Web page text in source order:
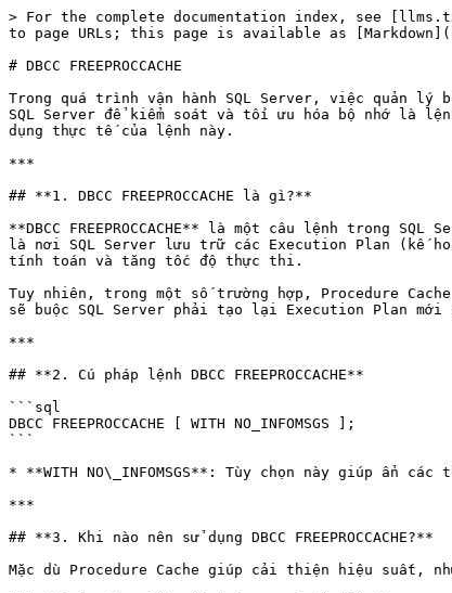
> For the complete documentation index, see
to page URLs; this page is available as
# DBCC FREEPROCCACHE
Trong quá trình vận hành SQL Server, việc quản lý
SQL Server để kiểm soát và tối ưu hóa bộ nhớ là
dụng thực tế của lệnh này.
***
## **1. DBCC FREEPROCCACHE là gì?**
**DBCC FREEPROCCACHE** là một câu lệnh trong
là nơi SQL Server lưu trữ các Execution Plan (kế
tính toán và tăng tốc độ thực thi.
Tuy nhiên, trong một số trường hợp, Procedure Cache
sẽ buộc SQL Server phải tạo lại Execution Plan
***
## **2. Cú pháp lệnh DBCC FREEPROCCACHE**
```sql
DBCC FREEPROCCACHE [ WITH NO_INFOMSGS ];
```
* **WITH NO\_INFOMSGS**: Tùy chọn này giúp ẩn
***
## **3. Khi nào nên sử dụng DBCC FREEPROCCACHE?**
Mặc dù Procedure Cache giúp cải thiện hiệu suất,